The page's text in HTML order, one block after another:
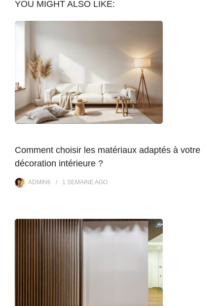
YOU MIGHT ALSO LIKE:
Comment choisir les matériaux adaptés à votre
décoration intérieure ?
ADMIN6 1 SEMAINEAGO